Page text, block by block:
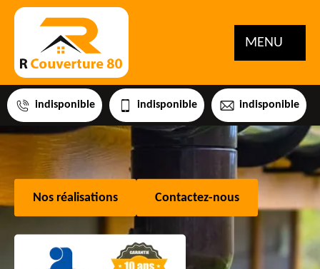
MENU
indisponible indisponible indisponible
Nos réalisations Contactez-nous